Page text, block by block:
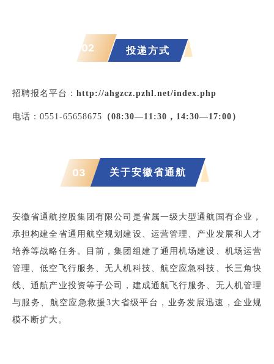
02 投递方式
招聘报名平台： http://ahgzcz.pzhl.net/index.php
电话：0551-65658675 （08:30—11:30，14:30—17:00 ）
03 关于安徽省通航
安徽省通航控股集团有限公司是省属一级大型通航国有企业，
承担构建全省通用航空规划建设、运营管理、产业发展和人才
培养等战略任务。目前，集团组建了通用机场建设、机场运营
管理、低空飞行服务、无人机科技、航空应急科技、长三角快
线、通航产业投资等子公司，建成通航飞行服务、无人机管理
与服务、航空应急救援3大省级平台，业务发展迅速，企业规
模不断扩大。